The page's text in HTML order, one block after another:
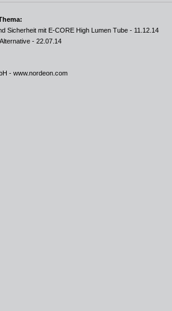
Sicherheit mit E-CORE High Lumen Tube - 11.12.14
- 22.07.14
- www.nordeon.com